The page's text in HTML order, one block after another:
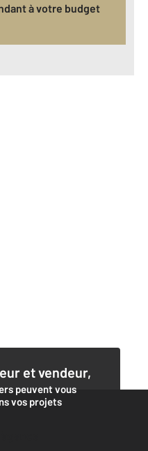
à votre budget
et vendeur,
peuvent vous
vos projets